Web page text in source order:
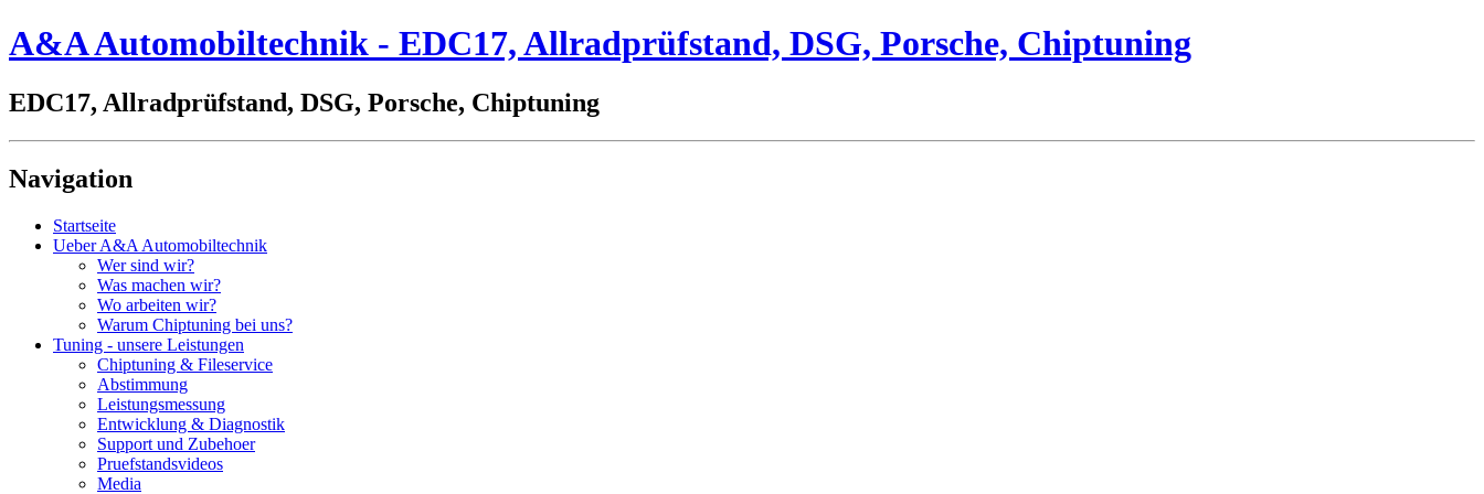
A&A Automobiltechnik - EDC17, Allradprüfstand, DSG, Porsche, Chiptuning
EDC17, Allradprüfstand, DSG, Porsche, Chiptuning
Navigation
Startseite
Ueber A&A Automobiltechnik
Wer sind wir?
Was machen wir?
Wo arbeiten wir?
Warum Chiptuning bei uns?
Tuning - unsere Leistungen
Chiptuning & Fileservice
Abstimmung
Leistungsmessung
Entwicklung & Diagnostik
Support und Zubehoer
Pruefstandsvideos
Media